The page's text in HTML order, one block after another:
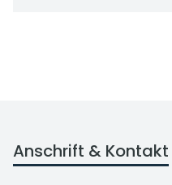
Anschrift & Kontakt